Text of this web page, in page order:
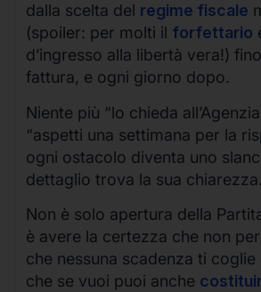
dalla scelta del regime fiscale
(spoiler: per molti il forfettario
d’ingresso alla libertà vera!)
fattura, e ogni giorno dopo.
Niente più “lo chieda
“aspetti una settimana per la
ogni ostacolo diventa uno
dettaglio trova la sua chiarezza.
Non è solo apertura della
è avere la certezza che non
che nessuna scadenza ti coglie
che se vuoi puoi anche